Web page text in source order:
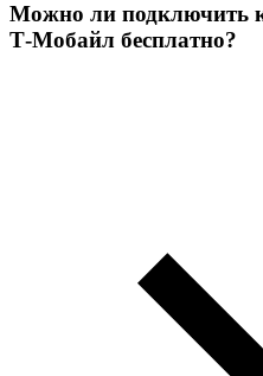
Можно ли подключить
Т‑Мобайл бесплатно?